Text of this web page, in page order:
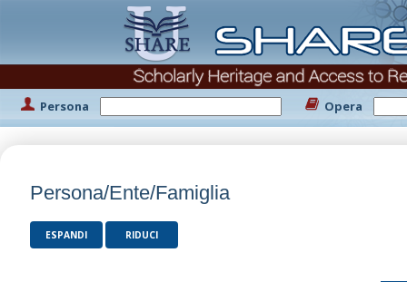
Persona Opera
Persona/Ente/Famiglia
ESPANDI RIDUCI